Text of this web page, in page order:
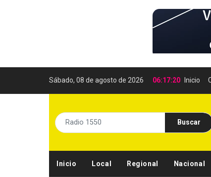
Sábado, 08 de agosto de 2026 06:17:22 Inicio
Buscar
Inicio Local Regional Nacional